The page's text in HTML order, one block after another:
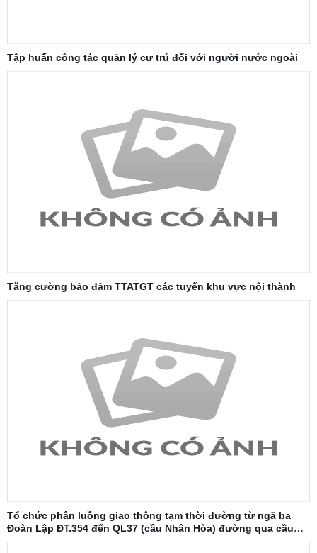
Tập huấn công tác quản lý cư trú đối với người nước ngoài
Tăng cường bảo đảm TTATGT các tuyến khu vực nội thành
Tổ chức phân luồng giao thông tạm thời đường từ ngã ba
Đoàn Lập ĐT.354 đến QL37 (cầu Nhân Hòa) đường qua cầu
Đăng